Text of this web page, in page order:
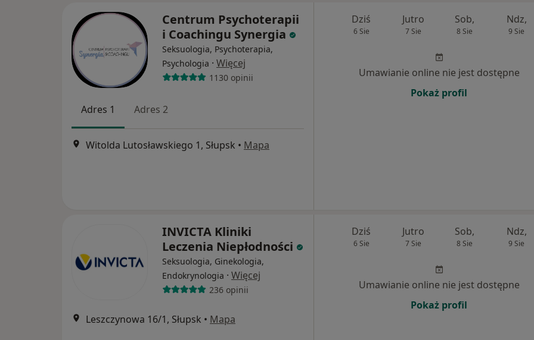
Centrum Psychoterapii
i Coachingu Synergia
Seksuologia, Psychoterapia,
Psychologia · Więcej
1130 opinii
Adres 1 Adres 2
Witolda Lutosławskiego 1, Słupsk • Mapa
Dziś
6 Sie
Jutro
7 Sie
Sob,
8 Sie
Ndz,
9 Sie
Umawianie online nie jest dostępne
Pokaż profil
INVICTA Kliniki
Leczenia Niepłodności
Seksuologia, Ginekologia,
Endokrynologia · Więcej
236 opinii
Leszczynowa 16/1, Słupsk • Mapa
Dziś
6 Sie
Jutro
7 Sie
Sob,
8 Sie
Ndz,
9 Sie
Umawianie online nie jest dostępne
Pokaż profil